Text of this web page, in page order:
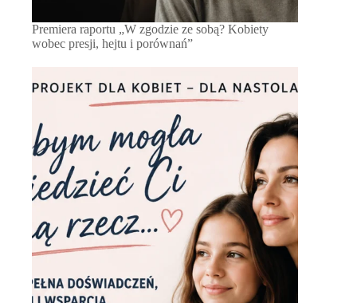
Premiera raportu „W zgodzie ze sobą? Kobiety
wobec presji, hejtu i porównań”